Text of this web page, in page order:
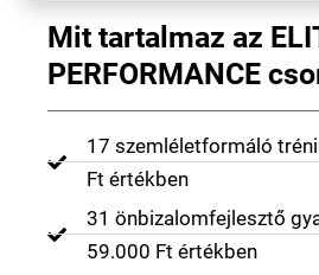
Mit tartalmaz az
PERFORMANCE
17 szemléletformáló
Ft értékben
31 önbizalomfejlesztő
59.000 Ft értékben